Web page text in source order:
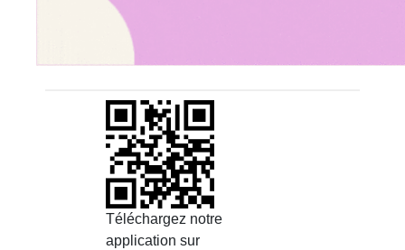
Téléchargez notre
application sur